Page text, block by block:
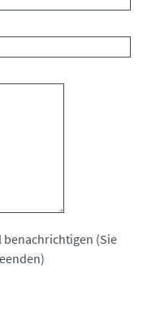
benachrichtigen (Sie